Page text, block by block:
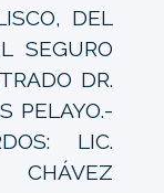
DEL
SEGURO
DR.
PELAYO.-
LIC.